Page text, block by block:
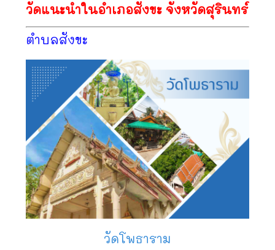
วัดแนะนำในอำเภอสังขะ จังหวัดสุรินทร์
ตำบลสังขะ
วัดโพธาราม